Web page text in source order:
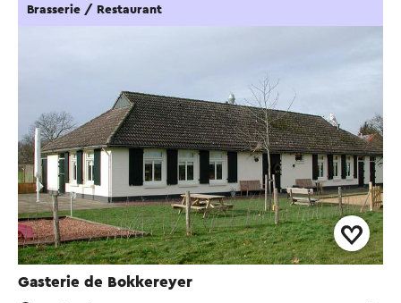
Gasterie de Bokkereyer
Brasserie / Restaurant